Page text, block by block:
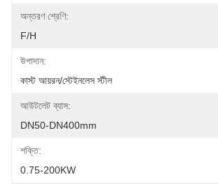
অন্তরণ শ্রেণি:
F/H
উপাদান:
কাস্ট আয়রন/স্টেইনলেস স্টীল
আউটলেট ব্যাস:
DN50-DN400mm
শক্তি:
0.75-200KW